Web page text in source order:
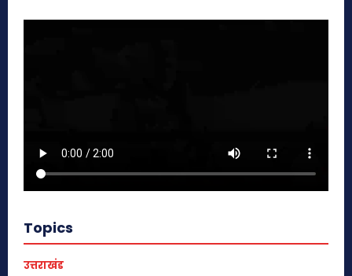
Topics
उत्तराखंड